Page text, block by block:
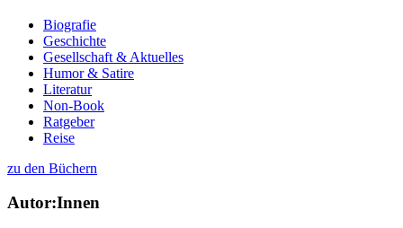
Biografie
Geschichte
Gesellschaft & Aktuelles
Humor & Satire
Literatur
Non-Book
Ratgeber
Reise
zu den Büchern
Autor:Innen